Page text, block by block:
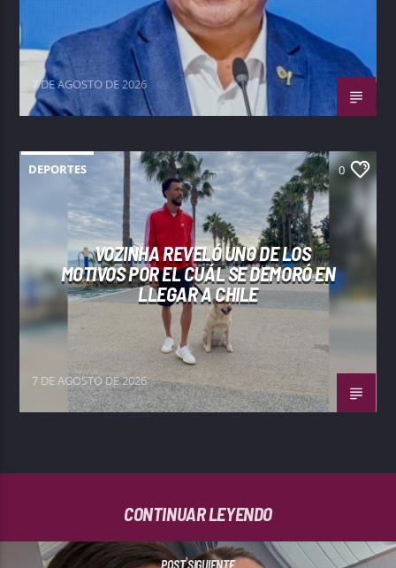
7 DE AGOSTO DE 2026
DEPORTES 0
VOZINHA REVELÓ UNO DE LOS
MOTIVOS POR EL CUÁL SE DEMORÓ EN
LLEGAR A CHILE
7 DE AGOSTO DE 2026
CONTINUAR LEYENDO
POST SIGUIENTE